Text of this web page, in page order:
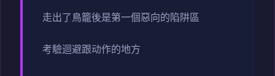
走出了鳥籠後是第一個惡向的陷阱區
考驗迴避跟动作的地方